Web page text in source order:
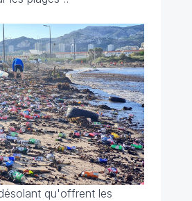
qu'offrent les